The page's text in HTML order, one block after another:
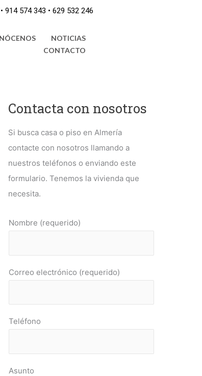
914 574 343 • 629 532 246
NOTICIAS
CONTACTO
Contacta con nosotros
Si busca casa o piso en Almería
contacte con nosotros llamando a
nuestros teléfonos o enviando este
formulario. Tenemos la vivienda que
necesita.
Nombre (requerido)
Correo electrónico (requerido)
Teléfono
Asunto